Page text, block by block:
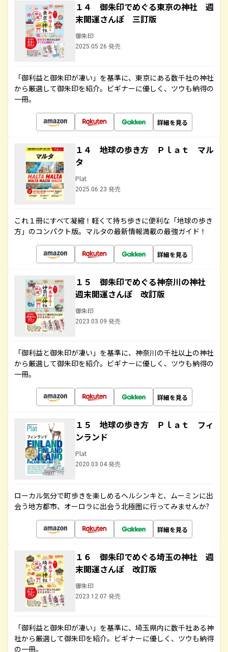
１４ 御朱印でめぐる東京の神社 週
末開運さんぽ 三訂版
御朱印
2025.05.26 発売
「御利益と御朱印が凄い」を基準に、東京にある数千社の神社
から厳選して御朱印を紹介。ビギナーに優しく、ツウも納得の
一冊。
詳細を見る
１４ 地球の歩き方 Ｐｌａｔ マル
タ
Plat
2025.06.23 発売
これ１冊にすべて凝縮！軽くて持ち歩きに便利な「地球の歩き
方」のコンパクト版。マルタの最新情報満載の最強ガイド！
詳細を見る
１５ 御朱印でめぐる神奈川の神社
週末開運さんぽ 改訂版
御朱印
2023.03.09 発売
「御利益と御朱印が凄い」を基準に、神奈川の千社以上の神社
から厳選して御朱印を紹介。ビギナーに優しく、ツウも納得の
一冊。
詳細を見る
１５ 地球の歩き方 Ｐｌａｔ フィ
ンランド
Plat
2020.03.04 発売
ローカル気分で町歩きを楽しめるヘルシンキと、ムーミンに出
会う地方都市、オーロラに出会う北極圏に行ってみませんか?
詳細を見る
１６ 御朱印でめぐる埼玉の神社 週
末開運さんぽ 改訂版
御朱印
2023.12.07 発売
「御利益と御朱印が凄い」を基準に、埼玉県内に数千社ある神
社から厳選して御朱印を紹介。ビギナーに優しく、ツウも納得
の一冊。